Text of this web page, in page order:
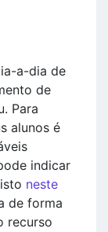
a-dia de
de
Para
alunos é
indicar
neste
de forma
recurso